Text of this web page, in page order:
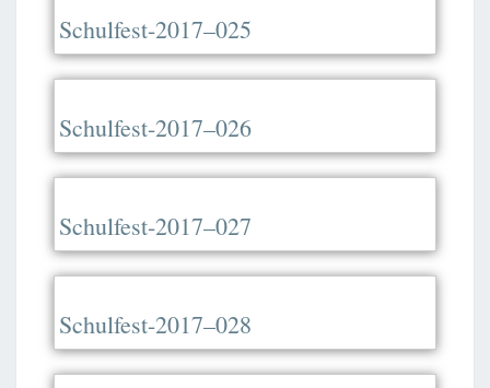
Schulfest-2017–025
Schulfest-2017–026
Schulfest-2017–027
Schulfest-2017–028